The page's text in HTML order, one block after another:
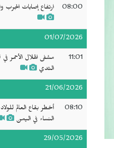
08:00 ارتفاع إصابات
01/07/2026
11:01
مشفى الهلال الأحمر
الثدي
21/06/2026
08:10
أخطر بقاع العالم
النساء في اليمن
29/05/2026